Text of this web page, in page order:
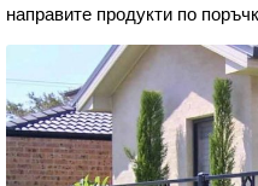
направите продукти по